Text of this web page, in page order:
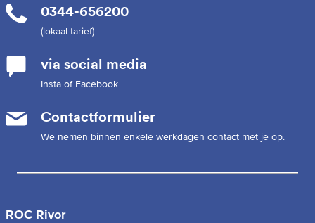
0344-656200
(lokaal tarief)
via social media
Insta of Facebook
Contactformulier
We nemen binnen enkele werkdagen contact met je op.
ROC Rivor